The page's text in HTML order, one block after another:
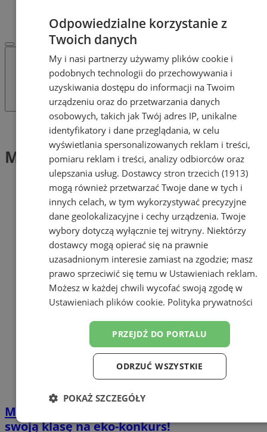
WSPÓŁPRACA
Tag: Mistrz Recyklingu
Mistrz Recyklingu (1)
Mistrz Recyklingu i Przyjaciele – zapisz
swoją klasę na eko-konkurs!
Odpowiedzialne korzystanie z
Twoich danych
My i nasi partnerzy używamy plików cookie i
podobnych technologii do przechowywania i
uzyskiwania dostępu do informacji na Twoim
urządzeniu oraz do przetwarzania danych
osobowych, takich jak Twój adres IP, unikalne
identyfikatory i dane przeglądania, w celu
wyświetlania spersonalizowanych reklam i treści,
pomiaru reklam i treści, analizy odbiorców oraz
ulepszania usług. Dostawcy stron trzecich (1913)
mogą również przetwarzać Twoje dane w tych i
innych celach, w tym wykorzystywać precyzyjne
dane geolokalizacyjne i cechy urządzenia. Twoje
wybory dotyczą wyłącznie tej witryny. Niektórzy
dostawcy mogą opierać się na prawnie
uzasadnionym interesie zamiast na zgodzie; masz
prawo sprzeciwić się temu w Ustawieniach reklam.
Możesz w każdej chwili wycofać swoją zgodę w
Ustawieniach plików cookie. Polityka prywatności
PRZEJDŹ DO PORTALU
ODRZUĆ WSZYSTKIE
POKAŻ SZCZEGÓŁY
Niezbędne Wydajność Targetowanie